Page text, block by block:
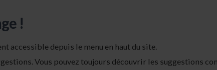
!
accessible depuis le menu en haut du site.
Vous pouvez toujours découvrir les suggestions